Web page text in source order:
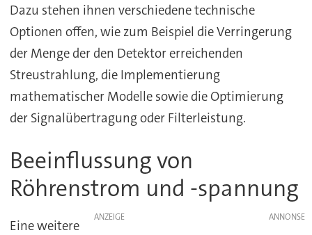
Dazu stehen ihnen verschiedene technische
Optionen offen, wie zum Beispiel die Verringerung
der Menge der den Detektor erreichenden
Streustrahlung, die Implementierung
mathematischer Modelle sowie die Optimierung
der Signalübertragung oder Filterleistung.
Beeinflussung von
Röhrenstrom und -spannung
ANZEIGE
Eine weitere